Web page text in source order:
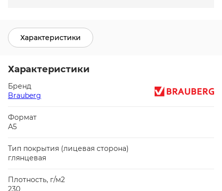
Характеристики
Характеристики
Бренд
Brauberg
Формат
А5
Тип покрытия (лицевая сторона)
глянцевая
Плотность, г/м2
230